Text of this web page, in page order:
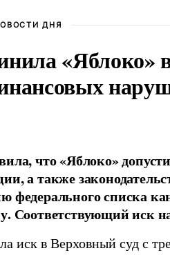
ДНЯ
«Яблоко»
что «Яблоко»
а также
федерального списка
Соответствующий иск
иск в Верховный суд с